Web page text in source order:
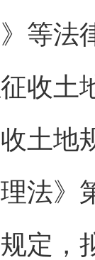
等法
土
地规
法》
定，